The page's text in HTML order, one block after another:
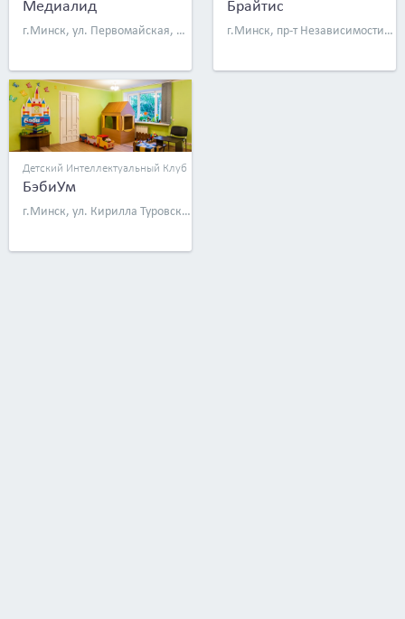
Медиалид
г.Минск, ул. Первомайская, д. 14, к. 2 (оф. 33)
Брайтис
г.Минск, пр-т Независимости, д. 25
Детский Интеллектуальный Клуб
БэбиУм
г.Минск, ул. Кирилла Туровского, д. 2